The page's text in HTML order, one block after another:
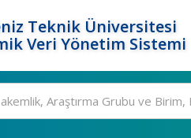
Teknik Üniversitesi
Veri Yönetim Sistemi